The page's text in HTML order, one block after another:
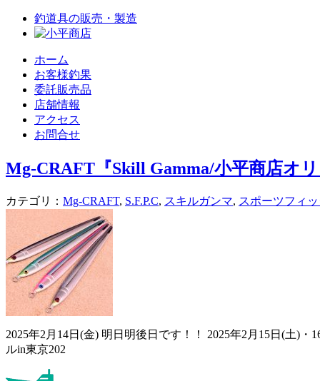
釣道具の販売・製造
ホーム
お客様釣果
委託販売品
店舗情報
アクセス
お問合せ
Mg-CRAFT『Skill Gamma/小平商店オ
カテゴリ： Mg-CRAFT, S.F.P.C, スキルガンマ, スポーツフィ
2025年2月14日(金) 明日明後日です！！ 2025年2月15日(土)
ルin東京202